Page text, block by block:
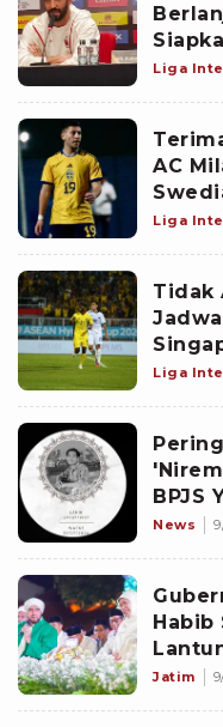
Bakal
Liga
AC
Liga
Tidak
Liga
BPJS
Alasan
News
Habib
Jatim